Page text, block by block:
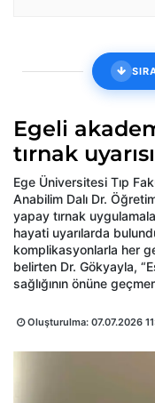
Egeli
tırnak uyarısı
Ege Üniversitesi Tıp
Anabilim Dalı Dr.
yapay tırnak
hayati uyarılarda
komplikasyonlarla her
belirten Dr. Gökyayla,
sağlığının önüne
Oluşturulma: 07.07.2026